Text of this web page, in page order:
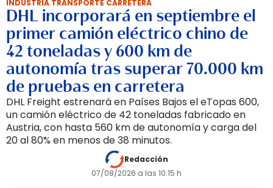
INDUSTRIA TRANSPORTE CARRETERA
DHL incorporará en septiembre el
primer camión eléctrico chino de
42 toneladas y 600 km de
autonomía tras superar 70.000 km
de pruebas en carretera
DHL Freight estrenará en Países Bajos el eTopas 600,
un camión eléctrico de 42 toneladas fabricado en
Austria, con hasta 560 km de autonomía y carga del
20 al 80% en menos de 38 minutos.
Redacción
07/08/2026 a las 10:15 h